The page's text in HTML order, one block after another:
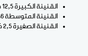
القنينة الكبيرة 12,5 كلغ، 5550 أوقية قديمة،
القنينة المتوسطة 6كلغ 2700 أوقية قديمة،
القنينة الصغيرة 2,5 كلغ 1250 أوقية قديمة.